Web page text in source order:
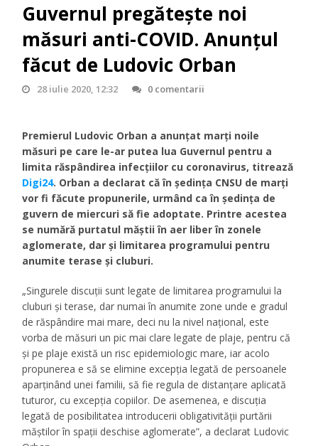
Guvernul pregătește noi
măsuri anti-COVID. Anunțul
făcut de Ludovic Orban
28 iulie 2020, 12:32 0 comentarii
Premierul Ludovic Orban a anunțat marți noile
măsuri pe care le-ar putea lua Guvernul pentru a
limita răspândirea infecțiilor cu coronavirus, titrează
Digi24. Orban a declarat că în ședința CNSU de marți
vor fi făcute propunerile, urmând ca în ședința de
guvern de miercuri să fie adoptate. Printre acestea
se numără purtatul măștii în aer liber în zonele
aglomerate, dar și limitarea programului pentru
anumite terase și cluburi.
„Singurele discuții sunt legate de limitarea programului la
cluburi și terase, dar numai în anumite zone unde e gradul
de răspândire mai mare, deci nu la nivel național, este
vorba de măsuri un pic mai clare legate de plaje, pentru că
și pe plaje există un risc epidemiologic mare, iar acolo
propunerea e să se elimine excepția legată de persoanele
aparținând unei familii, să fie regula de distanțare aplicată
tuturor, cu excepția copiilor. De asemenea, e discuția
legată de posibilitatea introducerii obligativității purtării
măștilor în spații deschise aglomerate”, a declarat Ludovic